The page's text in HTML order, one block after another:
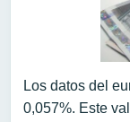
Los datos del
0,057%. Este